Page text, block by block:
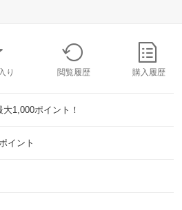
り 閲覧履歴 購入履歴
1,000ポイント！
イント